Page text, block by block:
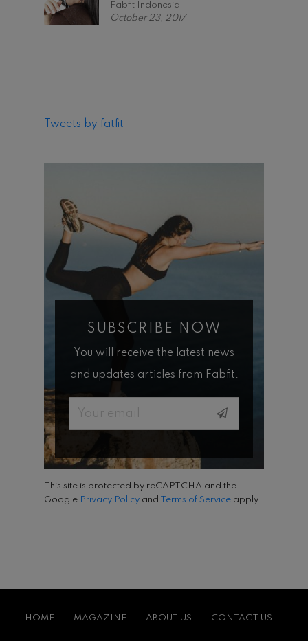
Fabfit Indonesia
October 23, 2017
Tweets by fatfit
SUBSCRIBE NOW
You will receive the latest news
and updates articles from Fabfit.
Email
This site is protected by reCAPTCHA and the
Google Privacy Policy and Terms of Service apply.
HOME MAGAZINE ABOUT US CONTACT US